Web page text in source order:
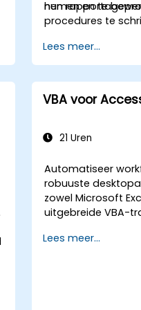
hun
nemen en te
procedures te
debuggen.
Lees meer...
VBA voor
21 Uren
Automatiseer
robuuste
zowel Microsoft
uitgebreide VBA-
Lees meer...